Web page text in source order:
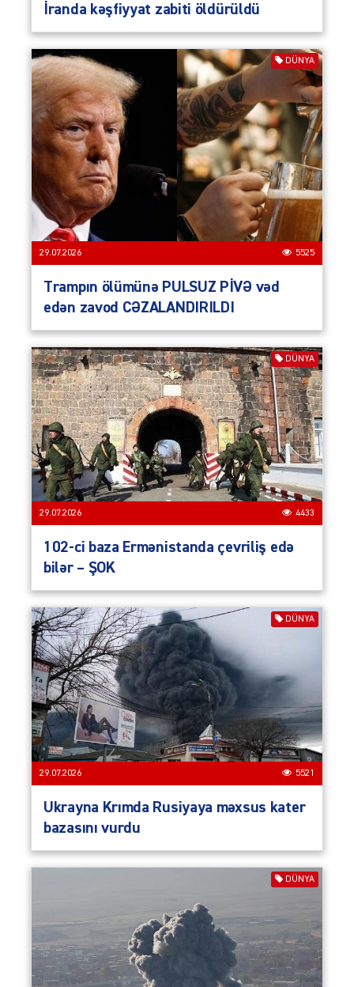
İranda kəşfiyyat zabiti öldürüldü
DÜNYA
29.07.2026 5525
Trampın ölümünə PULSUZ PİVƏ vəd
edən zavod CƏZALANDIRILDI
DÜNYA
29.07.2026 4433
102-ci baza Ermənistanda çevriliş edə
bilər – ŞOK
DÜNYA
29.07.2026 5521
Ukrayna Krımda Rusiyaya məxsus kater
bazasını vurdu
DÜNYA